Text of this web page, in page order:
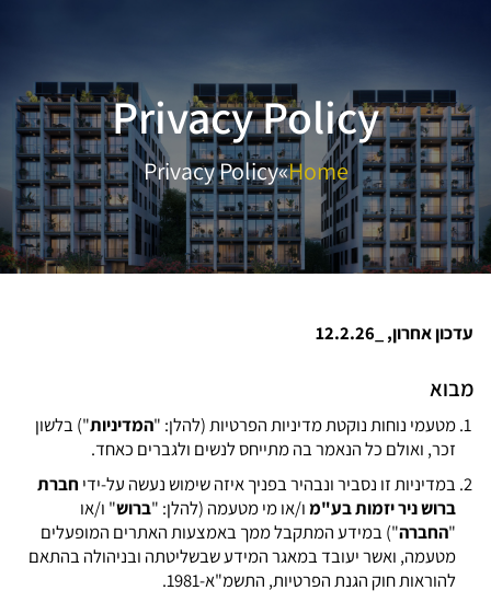
Privacy Policy
Home
»
Privacy Policy
עדכון אחרון, _12.2.26
מבוא
מטעמי נוחות נוקטת מדיניות הפרטיות (להלן: "המדיניות") בלשון
זכר, ואולם כל הנאמר בה מתייחס לנשים ולגברים כאחד.
במדיניות זו נסביר ונבהיר בפניך איזה שימוש נעשה על-ידי חברת
ברוש ניר יזמות בע"מו/או מי מטעמה (להלן: "ברוש" ו/או
"החברה") במידע המתקבל ממך באמצעות האתרים המופעלים
מטעמה, ואשר יעובד במאגר המידע שבשליטתה ובניהולה בהתאם
להוראות חוק הגנת הפרטיות, התשמ"א-1981.